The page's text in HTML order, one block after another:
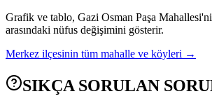
Grafik ve tablo, Gazi Osman Paşa
arasındaki nüfus değişimini gösterir.
Merkez ilçesinin tüm mahalle ve köyleri →
SIKÇA SORULAN